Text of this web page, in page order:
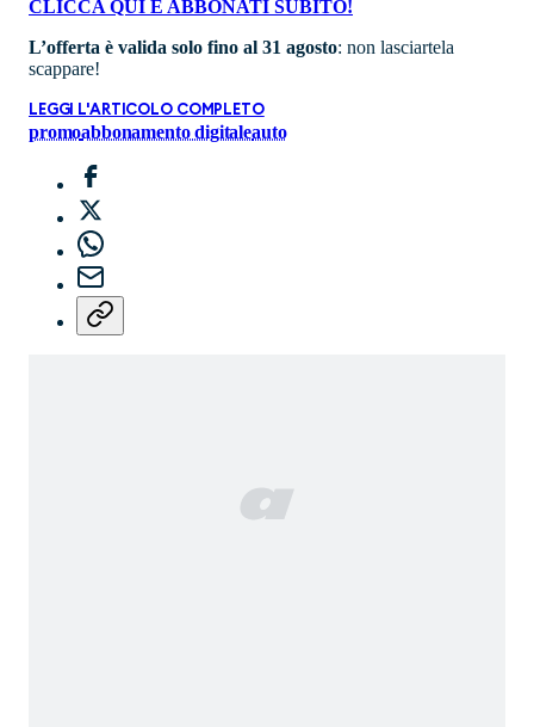
CLICCA QUI E ABBONATI SUBITO!
L’offerta è valida solo fino al 31 agosto: non lasciartela
scappare!
LEGGI L'ARTICOLO COMPLETO
promoabbonamento digitaleauto